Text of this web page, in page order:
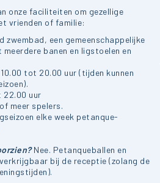
onze faciliteiten om gezellige
vrienden of familie:
zwembad, een gemeenschappelijke
banen en ligstoelen en
tot 20.00 uur (tijden kunnen
22.00 uur
meer spelers.
elke week petanque-
Nee. Petanqueballen en
bij de receptie (zolang de